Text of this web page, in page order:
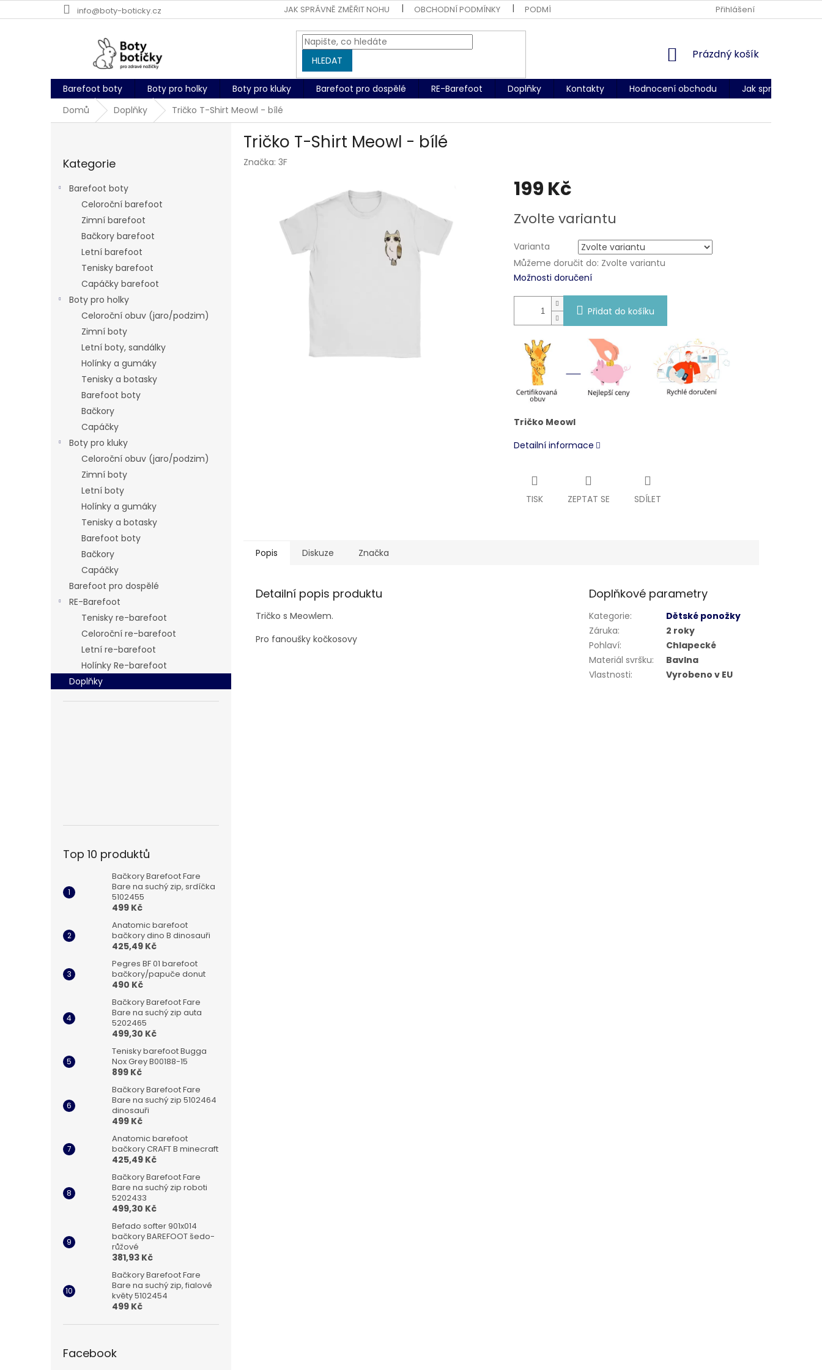
na
info@boty-boticky.cz JAK SPRÁVNĚ ZMĚŘIT NOHU OBCHODNÍ PODMÍNKY PODMÍNKY OCHRANY OSOBNÍCH ÚDAJŮ DODACÍ PODMÍNKY
Přihlášení
HLEDAT
NÁKUPNÍ
Prázdný košík
Barefoot boty Boty pro holky Boty pro kluky Barefoot pro dospělé RE-Barefoot Doplňky Kontakty Hodnocení obchodu
Jak správně
Domů
Doplňky Tričko T-Shirt Meowl - bílé
kategorie
Kategorie
Barefoot boty
Celoroční barefoot
Zimní barefoot
Bačkory barefoot
Letní barefoot
Tenisky barefoot
Capáčky barefoot
Boty pro holky
Celoroční obuv (jaro/podzim)
Zimní boty
Letní boty, sandálky
Holínky a gumáky
Tenisky a botasky
Barefoot boty
Bačkory
Capáčky
Boty pro kluky
Celoroční obuv (jaro/podzim)
Zimní boty
Letní boty
Holínky a gumáky
Tenisky a botasky
Barefoot boty
Bačkory
Capáčky
Barefoot pro dospělé
RE-Barefoot
Tenisky re-barefoot
Celoroční re-barefoot
Letní re-barefoot
Holínky Re-barefoot
Doplňky
Top 10 produktů
Bačkory Barefoot Fare
Bare na suchý zip, srdíčka
5102455
499 Kč
Anatomic barefoot
bačkory dino B dinosauři
425,49 Kč
Pegres BF 01 barefoot
bačkory/papuče donut
490 Kč
Bačkory Barefoot Fare
Bare na suchý zip auta
5202465
499,30 Kč
Tenisky barefoot Bugga
Nox Grey B00188-15
899 Kč
Bačkory Barefoot Fare
Bare na suchý zip 5102464
dinosauři
499 Kč
Anatomic barefoot
bačkory CRAFT B minecraft
425,49 Kč
Bačkory Barefoot Fare
Bare na suchý zip roboti
5202433
499,30 Kč
Befado softer 901x014
bačkory BAREFOOT šedo-
růžové
381,93 Kč
Bačkory Barefoot Fare
Bare na suchý zip, fialové
květy 5102454
499 Kč
Facebook
Tričko T-Shirt Meowl - bílé
Značka: 3F
199 Kč
cena:
Zvolte variantu
Varianta
Můžeme doručit do: Zvolte variantu
Možnosti doručení
Přidat do košíku
Tričko Meowl
Detailní informace
TISK ZEPTAT SE SDÍLET
Popis Diskuze Značka
Detailní popis produktu
Tričko s Meowlem.
Pro fanoušky kočkosovy
Doplňkové parametry
Kategorie:
Dětské ponožky
Záruka:
2 roky
Pohlaví:
Chlapecké
Materiál svršku:
Bavlna
Vlastnosti: Vyrobeno v EU